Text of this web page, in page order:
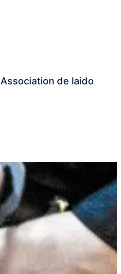
Association de Iaido